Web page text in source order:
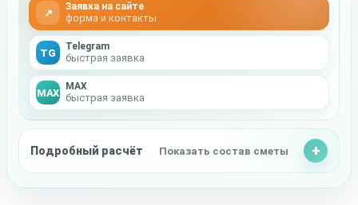
↗
Заявка на сайте
форма и контакты
TG
Telegram
быстрая заявка
MAX
MAX
быстрая заявка
Подробный расчёт Показать состав сметы